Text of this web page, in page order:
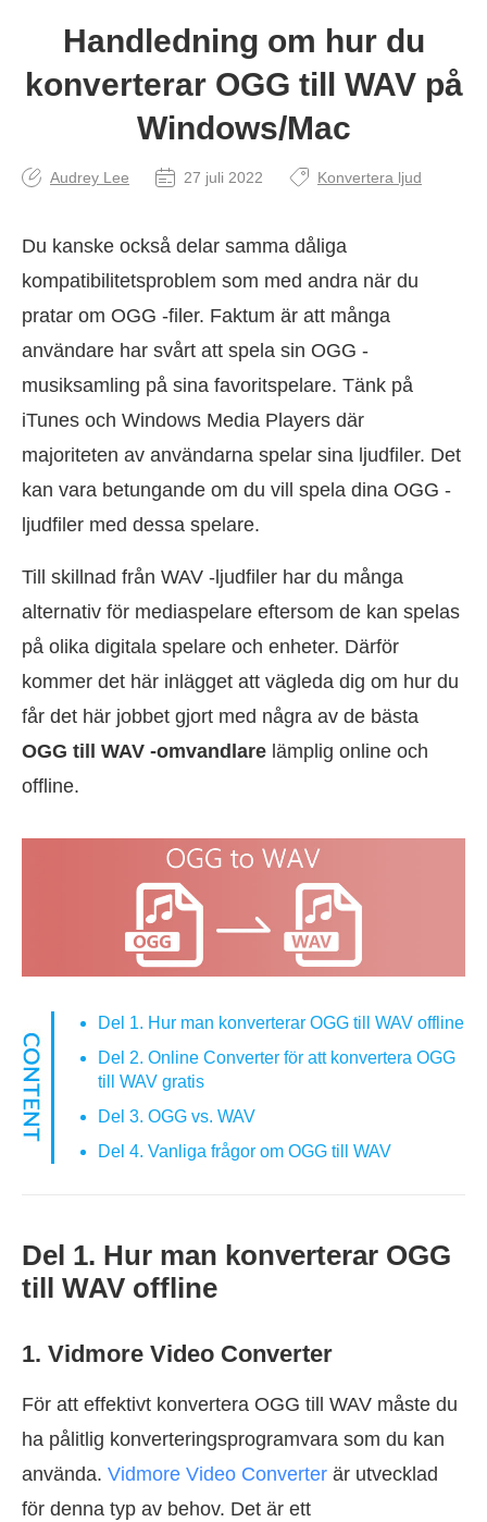
Handledning om hur du
konverterar OGG till WAV på
Windows/Mac
Audrey Lee 27 juli 2022 Konvertera ljud
Du kanske också delar samma dåliga
kompatibilitetsproblem som med andra när du
pratar om OGG -filer. Faktum är att många
användare har svårt att spela sin OGG -
musiksamling på sina favoritspelare. Tänk på
iTunes och Windows Media Players där
majoriteten av användarna spelar sina ljudfiler. Det
kan vara betungande om du vill spela dina OGG -
ljudfiler med dessa spelare.
Till skillnad från WAV -ljudfiler har du många
alternativ för mediaspelare eftersom de kan spelas
på olika digitala spelare och enheter. Därför
kommer det här inlägget att vägleda dig om hur du
får det här jobbet gjort med några av de bästa
OGG till WAV -omvandlare lämplig online och
offline.
Del 1. Hur man konverterar OGG till WAV offline
Del 2. Online Converter för att konvertera OGG
till WAV gratis
Del 3. OGG vs. WAV
Del 4. Vanliga frågor om OGG till WAV
Del 1. Hur man konverterar OGG
till WAV offline
1. Vidmore Video Converter
För att effektivt konvertera OGG till WAV måste du
ha pålitlig konverteringsprogramvara som du kan
använda. Vidmore Video Converter är utvecklad
för denna typ av behov. Det är ett